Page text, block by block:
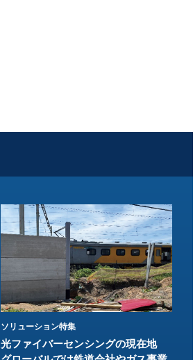
ソリューション特集
光ファイバーセンシングの現在地